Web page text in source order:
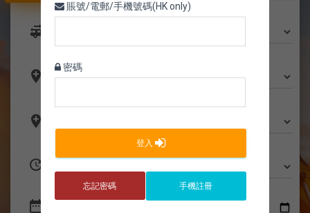
rv_hookup
選擇機種
add_location
add_location
開工地區2
update
date_range
開工日期*(今日)
賬號/電郵/手機號碼(HK only)
密碼
登入
忘記密碼 手機註冊